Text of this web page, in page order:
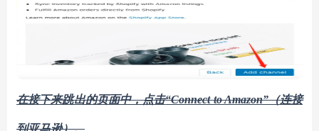
在接下来跳出的页面中，点击“Connect to Amazon”（连接
到亚马逊）。